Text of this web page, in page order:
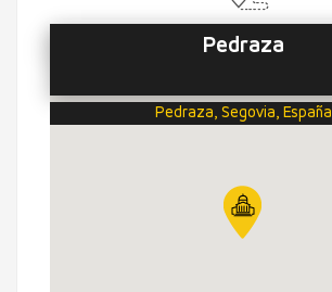
Pedraza
Pedraza, Segovia, España